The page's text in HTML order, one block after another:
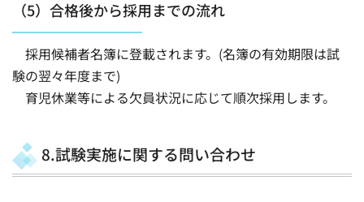
（5）合格後から採用までの流れ
採用候補者名簿に登載されます。(名簿の有効期限は試
験の翌々年度まで)
育児休業等による欠員状況に応じて順次採用します。
8.試験実施に関する問い合わせ